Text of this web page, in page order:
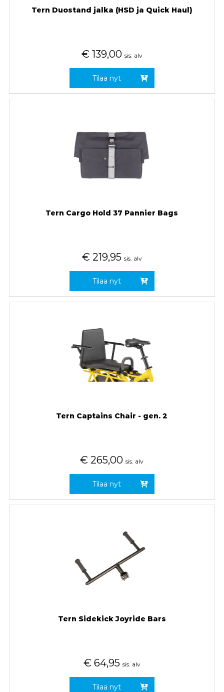
Tern Duostand jalka (HSD ja Quick Haul)
€ 139,00 sis. alv
Tilaa nyt
Tern Cargo Hold 37 Pannier Bags
€ 219,95 sis. alv
Tilaa nyt
Tern Captains Chair - gen. 2
€ 265,00 sis. alv
Tilaa nyt
Tern Sidekick Joyride Bars
€ 64,95 sis. alv
Tilaa nyt